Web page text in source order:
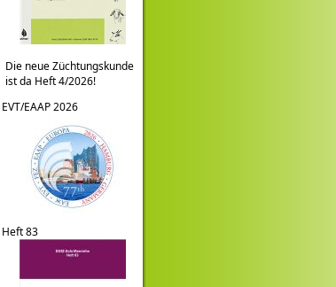
Die neue Züchtungskunde
ist da Heft 4/2026!
EVT/EAAP 2026
Heft 83